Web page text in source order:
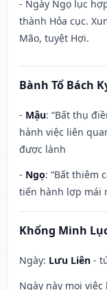
- Ngày Ngọ lục
thành Hỏa cục.
Mão, tuyệt Hợi.
Bành Tổ Bách
- Mậu: “Bất thụ
hành việc liên
được lành
- Ngọ: “Bất thiêm
tiến hành lợp mái
Khổng Minh
Ngày: Lưu Liên -
Ngày này mọi